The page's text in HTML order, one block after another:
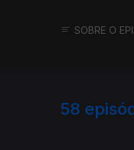
SOBRE O
58